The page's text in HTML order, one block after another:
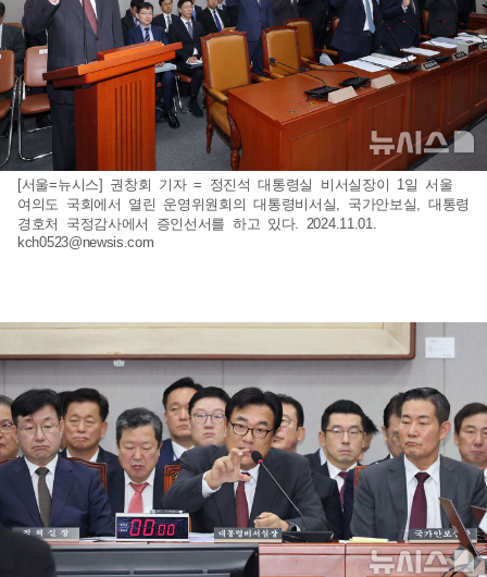
[서울=뉴시스] 권창회 기자 = 정진석 대통령실 비서실장이 1일 서울
여의도 국회에서 열린 운영위원회의 대통령비서실, 국가안보실, 대통령
경호처 국정감사에서 증인선서를 하고 있다. 2024.11.01.
kch0523@newsis.com